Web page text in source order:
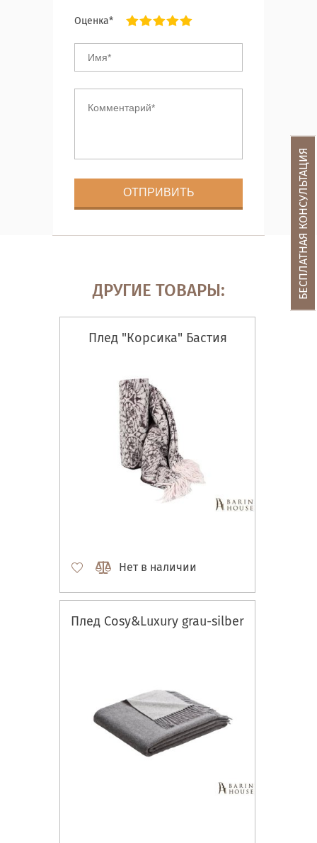
Оценка*
ДРУГИЕ ТОВАРЫ:
Плед "Корсика" Бастия
Нет в наличии
Плед Cosy&Luxury grau-silber
БЕСПЛАТНАЯ КОНСУЛЬТАЦИЯ